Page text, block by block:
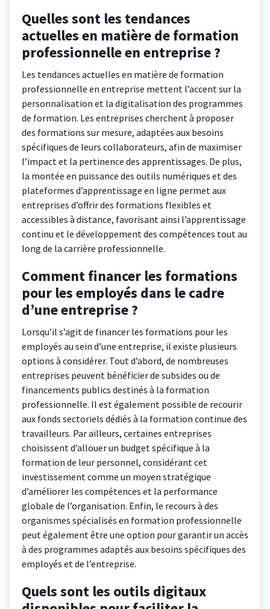
Quelles sont les tendances
actuelles en matière de formation
professionnelle en entreprise ?
Les tendances actuelles en matière de formation
professionnelle en entreprise mettent l’accent sur la
personnalisation et la digitalisation des programmes
de formation. Les entreprises cherchent à proposer
des formations sur mesure, adaptées aux besoins
spécifiques de leurs collaborateurs, afin de maximiser
l’impact et la pertinence des apprentissages. De plus,
la montée en puissance des outils numériques et des
plateformes d’apprentissage en ligne permet aux
entreprises d’offrir des formations flexibles et
accessibles à distance, favorisant ainsi l’apprentissage
continu et le développement des compétences tout au
long de la carrière professionnelle.
Comment financer les formations
pour les employés dans le cadre
d’une entreprise ?
Lorsqu’il s’agit de financer les formations pour les
employés au sein d’une entreprise, il existe plusieurs
options à considérer. Tout d’abord, de nombreuses
entreprises peuvent bénéficier de subsides ou de
financements publics destinés à la formation
professionnelle. Il est également possible de recourir
aux fonds sectoriels dédiés à la formation continue des
travailleurs. Par ailleurs, certaines entreprises
choisissent d’allouer un budget spécifique à la
formation de leur personnel, considérant cet
investissement comme un moyen stratégique
d’améliorer les compétences et la performance
globale de l’organisation. Enfin, le recours à des
organismes spécialisés en formation professionnelle
peut également être une option pour garantir un accès
à des programmes adaptés aux besoins spécifiques des
employés et de l’entreprise.
Quels sont les outils digitaux